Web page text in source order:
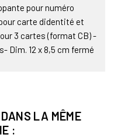
pour numéro
carte didentité et
3 cartes (format CB) -
Dim. 12 x 8,5 cm fermé
LA MÊME
: